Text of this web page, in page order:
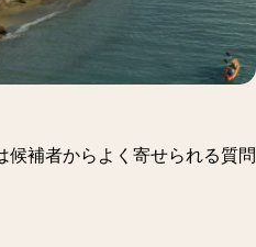
補者からよく寄せられる質問